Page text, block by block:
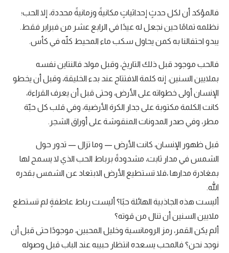
فالمؤكد أن لكل حدثٍ إحداثياتٍ مكانيةً وزمانيةً محددة، إلا الحب؛
نظلمه تمامًا حين نجعل له عيدًا في الرابع عشر من فبراير فقط.
يبدو احتفالنا به كمن يحاول سكب ماء المحيط كلّه في كأس.
فالحب موجود قبل ذلك التاريخ، وقبل مولد فالنتاين نفسه
بملايين السنين. إنه كلمة الافتتاح عند بدء الخليقة، وقبل أن يخطو
الإنسان أولى خطواته على الأرض، وحتى قبل أن يعرف القراءة،
كانت الكلمة مكتوبة على جدار الكرة الأرضية، وفي قلب كل حبّة
مطر، وفي صدر المدونات المنقوشة على أوراق الشجر.
قبل ظهور الإنسان، كانت الأرض — وما تزال — تدور حول
الشمس في مدار ثابت، مشدودةً برباط الحب الذي لا يسمح لها
بمغادرة مدارها ،فلا تستطيع الأرض الابتعاد عن الشمس بقدره
الله.
أليست هذه الجاذبية الهائلة حبًا؟ أليست رباط عاطفةٍ لم تستطع
ملايين السنين أن تنال من قوته؟
ألم يكن القمر، رمز الرومانسية وخليل المحبين، موجودًا حتى قبل أن
نوجد نحن؟ فالمحب يسعده انتظار حبيبه عند الباب قبل وصوله